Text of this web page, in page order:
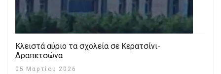
Κλειστά αύριο τα σχολεία σε Κερατσίνι-
Δραπετσώνα
05 Μαρτίου 2026